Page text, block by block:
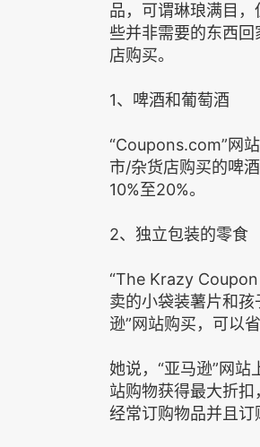
品，可谓琳琅满目
些并非需要的东西
店购买。
1、啤酒和葡萄酒
“Coupons.com”网
市/杂货店购买的啤
10%至20%。
2、独立包装的零食
“The Krazy
卖的小袋装薯片和
逊”网站购买，可以
她说，“亚马逊”网
站购物获得最大折
经常订购物品并且订